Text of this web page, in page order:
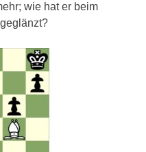
wie hat er beim